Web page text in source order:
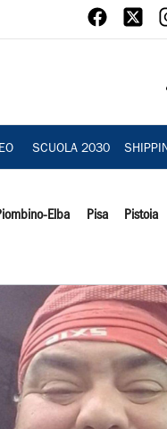
SCUOLA 2030
Elba Pisa Pistoia